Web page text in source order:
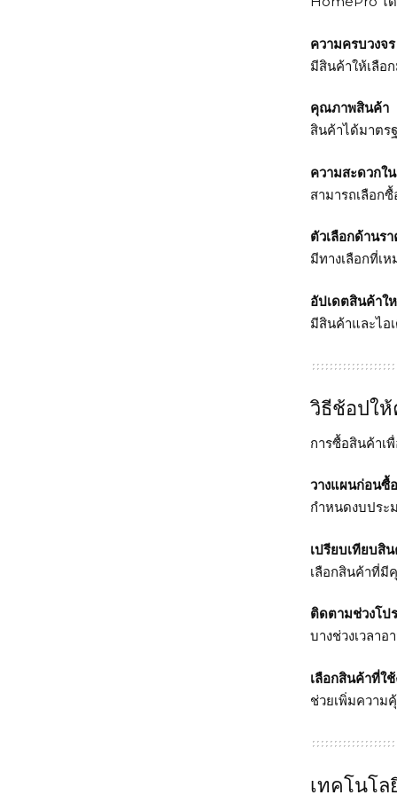
ความครบวงจร
มีสินค้าให้เลือ
คุณภาพสินค้า
สินค้าได้มาตร
ความสะดวกใ
สามารถเลือก
ตัวเลือกด้านร
มีทางเลือกที่เ
อัปเดตสินค้าใ
มีสินค้าและไอ
วิธีช้อปใ
การซื้อสินค้าเ
วางแผนก่อนซื้อ
กำหนดงบประ
เปรียบเทียบสิ
เลือกสินค้าที่มี
ติดตามช่วงโป
บางช่วงเวลา
เลือกสินค้าที่ใ
ช่วยเพิ่มความ
เทคโนโ